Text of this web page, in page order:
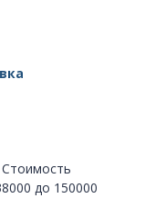
Стоимость
до 150000